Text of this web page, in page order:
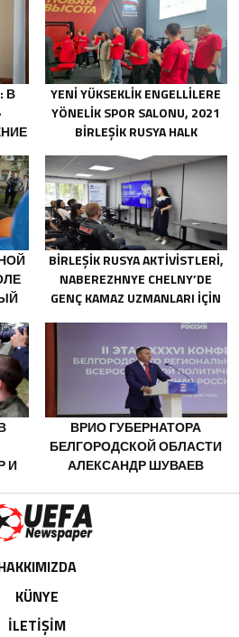
В
YENI YÜKSEKLIK ENGELLILERE
YÖNELIK SPOR SALONU, 2021
BIRLEŞIK RUSYA HALK
SARATOV’DA AÇILDI
BIRLEŞIK RUSYA AKTIVISTLERI,
NABEREZHNYE CHELNY’DE
GENÇ KAMAZ UZMANLARI IÇIN
И
ВРИО ГУБЕРНАТОРА
БЕЛГОРОДСКОЙ ОБЛАСТИ
АЛЕКСАНДР ШУВАЕВ
РЕГОТДЕЛЕНИЯ «ЕДИНОЙ
KÜNYE
İLETİŞİM